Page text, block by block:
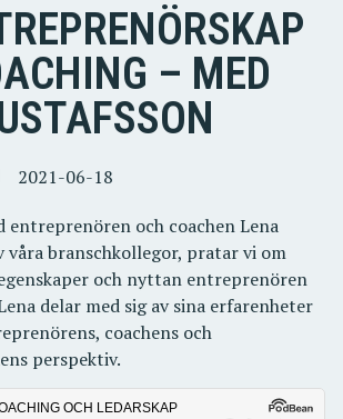
– MED
2021-06-18
entreprenören och coachen Lena
våra branschkollegor, pratar vi om
och nyttan entreprenören
delar med sig av sina erfarenheter
coachens och
perspektiv.